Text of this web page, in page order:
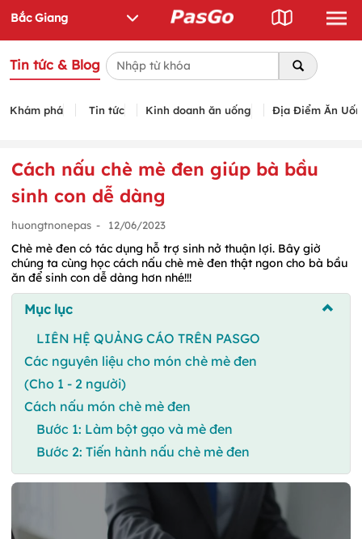
Tin tức & Blog
Khám phá Tin tức Kinh doanh ăn uống Địa Điểm Ăn
Cách nấu chè mè đen giúp bà bầu
sinh con dễ dàng
huongtnonepas - 12/06/2023
Chè mè đen có tác dụng hỗ trợ sinh nở thuận lợi. Bây giờ
chúng ta cùng học cách nấu chè mè đen thật ngon cho bà bầu
ăn để sinh con dễ dàng hơn nhé!!!
Mục lục
LIÊN HỆ QUẢNG CÁO TRÊN PASGO
Các nguyên liệu cho món chè mè đen
(Cho 1 - 2 người)
Cách nấu món chè mè đen
Bước 1: Làm bột gạo và mè đen
Bước 2: Tiến hành nấu chè mè đen